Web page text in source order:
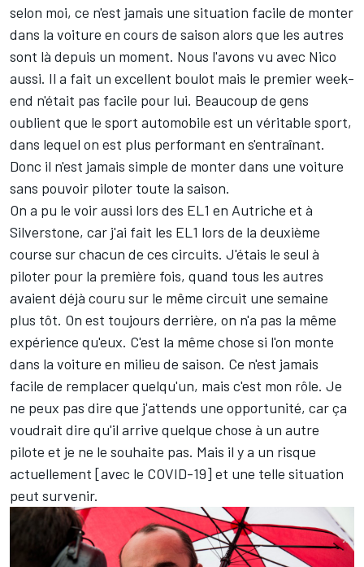
selon moi, ce n'est jamais une situation facile de monter
dans la voiture en cours de saison alors que les autres
sont là depuis un moment. Nous l'avons vu avec Nico
aussi. Il a fait un excellent boulot mais le premier week-
end n'était pas facile pour lui. Beaucoup de gens
oublient que le sport automobile est un véritable sport,
dans lequel on est plus performant en s'entraînant.
Donc il n'est jamais simple de monter dans une voiture
sans pouvoir piloter toute la saison.
On a pu le voir aussi lors des EL1 en Autriche et à
Silverstone, car j'ai fait les EL1 lors de la deuxième
course sur chacun de ces circuits. J'étais le seul à
piloter pour la première fois, quand tous les autres
avaient déjà couru sur le même circuit une semaine
plus tôt. On est toujours derrière, on n'a pas la même
expérience qu'eux. C'est la même chose si l'on monte
dans la voiture en milieu de saison. Ce n'est jamais
facile de remplacer quelqu'un, mais c'est mon rôle. Je
ne peux pas dire que j'attends une opportunité, car ça
voudrait dire qu'il arrive quelque chose à un autre
pilote et je ne le souhaite pas. Mais il y a un risque
actuellement [avec le COVID-19] et une telle situation
peut survenir.